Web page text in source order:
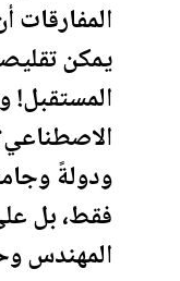
المفارقات
يمكن
المستقبل!
ودولةً
فقط، بل
المهندس